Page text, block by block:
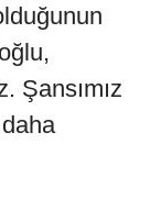
Şansımız